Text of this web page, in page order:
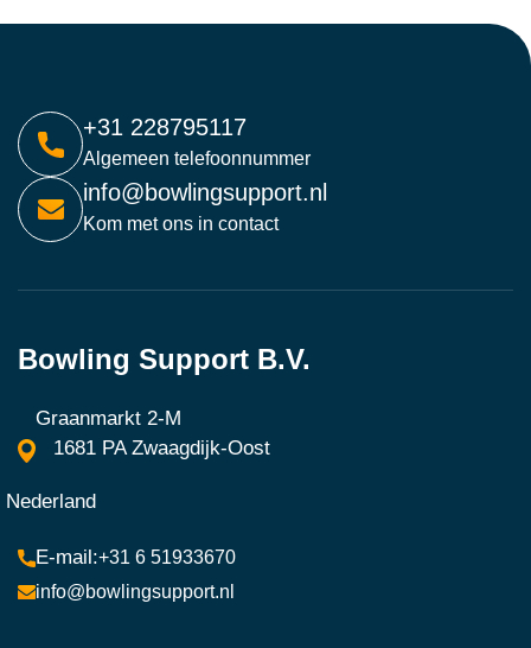
+31 228795117
Algemeen telefoonnummer
info@bowlingsupport.nl
Kom met ons in contact
Bowling Support B.V.
Graanmarkt 2-M
1681 PA Zwaagdijk-Oost
Nederland
+31 6 51933670
info@bowlingsupport.nl